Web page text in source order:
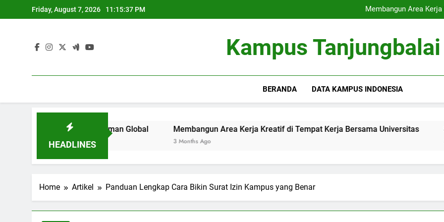
to
Friday, August 7, 2026 11:15:38 PM
Membangun Area
Signifikansi Cinta
Membangun Area
Signifikansi Cinta
Kampus Tanjungbalai
BERANDA DATA KAMPUS INDONESIA
HEADLINES
Tinggi di Zaman Global Membangun Area Kerja Kreatif di Tempat Kerja Bersama Universitas Signifikansi
Home Artikel Panduan Lengkap Cara Bikin Surat Izin Kampus yang Benar